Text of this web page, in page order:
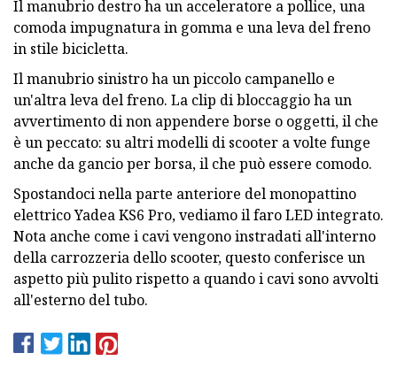
Il manubrio destro ha un acceleratore a pollice, una
comoda impugnatura in gomma e una leva del freno
in stile bicicletta.
Il manubrio sinistro ha un piccolo campanello e
un'altra leva del freno. La clip di bloccaggio ha un
avvertimento di non appendere borse o oggetti, il che
è un peccato: su altri modelli di scooter a volte funge
anche da gancio per borsa, il che può essere comodo.
Spostandoci nella parte anteriore del monopattino
elettrico Yadea KS6 Pro, vediamo il faro LED integrato.
Nota anche come i cavi vengono instradati all'interno
della carrozzeria dello scooter, questo conferisce un
aspetto più pulito rispetto a quando i cavi sono avvolti
all'esterno del tubo.